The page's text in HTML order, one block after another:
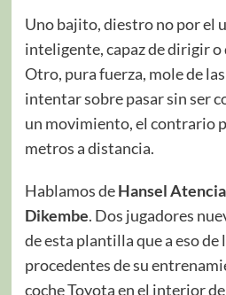
Uno bajito, diestro no por el
inteligente, capaz de dirigir
Otro, pura fuerza, mole de
intentar sobre pasar sin ser
un movimiento, el contrario
metros a distancia.
Hablamos deHansel
Dikembe. Dos jugadores
de esta plantilla que a eso de
procedentes de su
coche Toyota en el interior